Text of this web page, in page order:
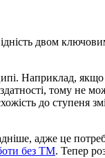
двом
Наприклад,
тому не
до ступеня
адже це
без ТМ. Тепер